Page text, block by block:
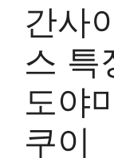
간사
스 특
도야
쿠이